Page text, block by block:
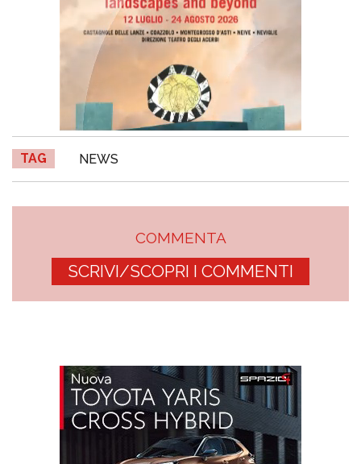
TAG NEWS
COMMENTA
SCRIVI/SCOPRI I COMMENTI